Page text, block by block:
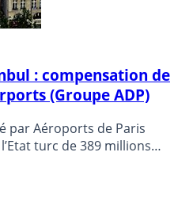
: compensation de
(Groupe ADP)
par Aéroports de Paris
turc de 389 millions
où un nouvel
jeudi Groupe ADP.